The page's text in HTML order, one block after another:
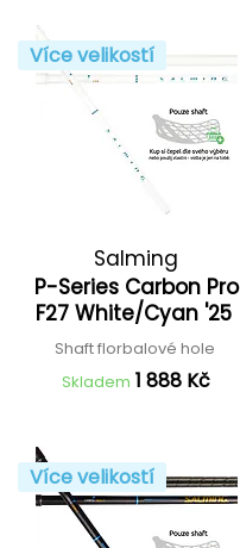
Více velikostí
Salming
P-Series Carbon Pro
F27 White/Cyan '25
Shaft florbalové hole
Skladem 1 888 Kč
Více velikostí